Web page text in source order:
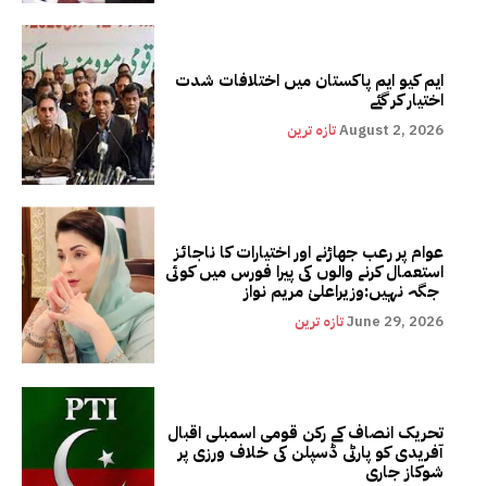
ایم کیو ایم پاکستان میں اختلافات شدت
اختیار کر گئے
تازہ ترینAugust 2, 2026
عوام پر رعب جھاڑنے اور اختیارات کا ناجائز
استعمال کرنے والوں کی پیرا فورس میں کوئی
تازہ ترینJune 29, 2026
تحریک انصاف کے رکن قومی اسمبلی اقبال
آفریدی کو پارٹی ڈسپلن کی خلاف ورزی پر
شوکاز جاری